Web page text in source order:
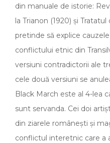
din manuale de istorie:
la Trianon (1920) și
pretinde să explice
conflictului etnic din
versiuni contradictorii ale
cele două versiuni se
Black March este al 4-lea
sunt servanda. Cei doi
din ziarele românești și
conflictul interetnic care a